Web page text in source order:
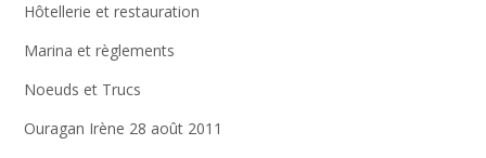
Hôtellerie et restauration
Marina et règlements
Noeuds et Trucs
Ouragan Irène 28 août 2011